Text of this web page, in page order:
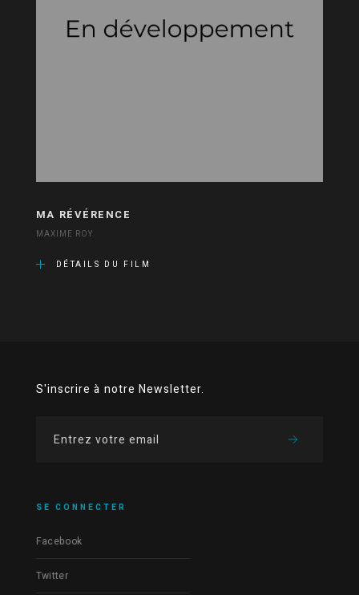
MA RÉVÉRENCE
MAXIME ROY
DÉTAILS DU FILM
S'inscrire à notre Newsletter.
SE CONNECTER
Facebook
Twitter